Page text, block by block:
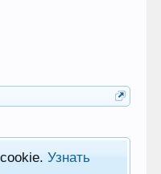
cookie.Узнать